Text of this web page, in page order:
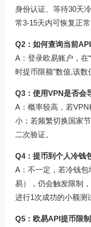
身份认证、等待30天
常3-15天内可恢复正常
Q2：如何查询当前
A：登录欧易账户，在
时提币限额”数值,该数
Q3：使用VPN是否会
A：概率较高，若
小；若频繁切换国家
二次验证。
Q4：提币到个人冷钱
A：不一定，若冷钱
易），仍会触发限制
进行1次成功的小额测
Q5：欧易API提币限